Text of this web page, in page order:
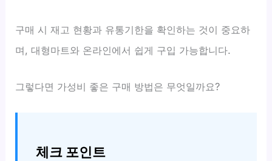
구매 시 재고 현황과 유통기한을 확인하는 것이 중요하
며, 대형마트와 온라인에서 쉽게 구입 가능합니다.
그렇다면 가성비 좋은 구매 방법은 무엇일까요?
체크 포인트